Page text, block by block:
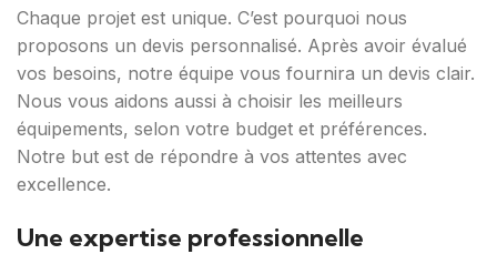
Chaque projet est unique. C’est pourquoi nous
proposons un devis personnalisé. Après avoir évalué
vos besoins, notre équipe vous fournira un devis clair.
Nous vous aidons aussi à choisir les meilleurs
équipements, selon votre budget et préférences.
Notre but est de répondre à vos attentes avec
excellence.
Une expertise professionnelle